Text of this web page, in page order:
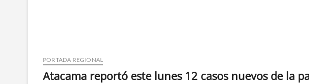
PORTADA REGIONAL
Atacama reportó este lunes 12 casos nuevos de la